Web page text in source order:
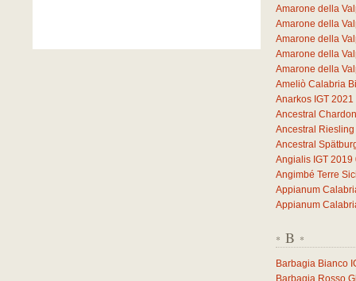
Amarone della
Amarone della
Amarone della
Amarone della
Amarone della
Ameliò Calabria
Anarkos IGT 2021
Ancestral
Ancestral
Ancestral
Angialis IGT 2019
Angimbé Terre
Appianum
Appianum
* B *
Barbagia Bianco
Barbagia Rosso